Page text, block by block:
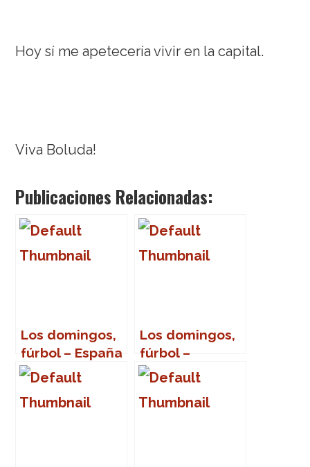
Hoy sí me apetecería vivir en la capital.
Viva Boluda!
Publicaciones Relacionadas:
Los domingos,
fúrbol – España
– Italia
Los domingos,
fúrbol –
Jugadores con
profesiones u